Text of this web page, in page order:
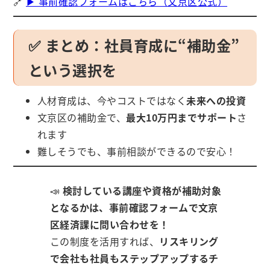
✅ まとめ：社員育成に“補助金”
という選択を
人材育成は、今やコストではなく未来への投資
文京区の補助金で、最大10万円までサポートさ
れます
難しそうでも、事前相談ができるので安心！
📣 検討している講座や資格が補助対象
となるかは、事前確認フォームで文京
区経済課に問い合わせを！
この制度を活用すれば、
リスキリング
で会社も社員もステップアップするチ